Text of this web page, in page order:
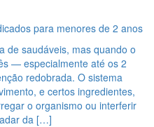
para menores de 2 anos
de saudáveis, mas quando o
— especialmente até os 2
redobrada. O sistema
e certos ingredientes,
o organismo ou interferir
da […]